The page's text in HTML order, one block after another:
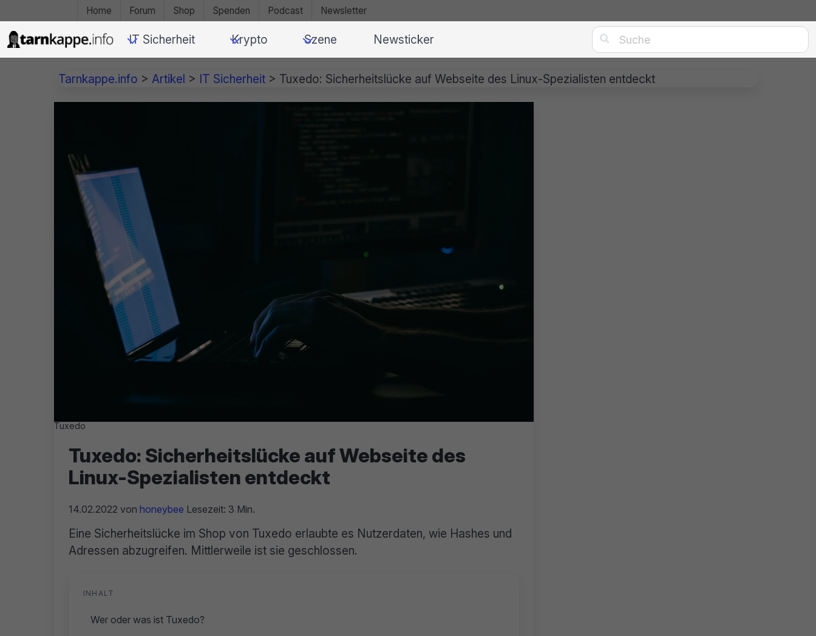
Home Forum Shop Spenden Podcast Newsletter
IT Sicherheit Krypto Szene Newsticker 
Tarnkappe.info > Artikel > IT Sicherheit > Tuxedo: Sicherheitslücke auf Webseite des Linux-Spezialisten entdeckt
Tuxedo
Tuxedo: Sicherheitslücke auf Webseite des
Linux-Spezialisten entdeckt
14.02.2022 von honeybee Lesezeit: 3 Min.
Eine Sicherheitslücke im Shop von Tuxedo erlaubte es Nutzerdaten, wie Hashes und
Adressen abzugreifen. Mittlerweile ist sie geschlossen.
INHALT
Wer oder was ist Tuxedo?